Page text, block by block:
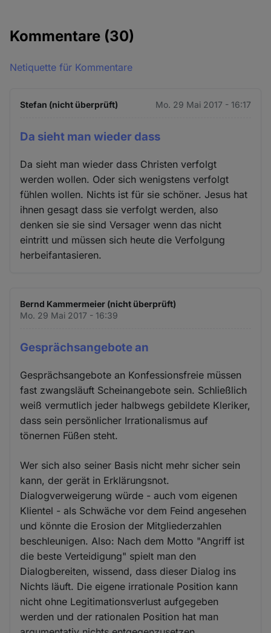
Kommentare (30)
Netiquette für Kommentare
Stefan (nicht überprüft) Mo. 29 Mai 2017 - 16:17
Da sieht man wieder dass
Da sieht man wieder dass Christen verfolgt
werden wollen. Oder sich wenigstens verfolgt
fühlen wollen. Nichts ist für sie schöner. Jesus hat
ihnen gesagt dass sie verfolgt werden, also
denken sie sie sind Versager wenn das nicht
eintritt und müssen sich heute die Verfolgung
herbeifantasieren.
Bernd Kammermeier (nicht überprüft)
Mo. 29 Mai 2017 - 16:39
Gesprächsangebote an
Gesprächsangebote an Konfessionsfreie müssen
fast zwangsläuft Scheinangebote sein. Schließlich
weiß vermutlich jeder halbwegs gebildete Kleriker,
dass sein persönlicher Irrationalismus auf
tönernen Füßen steht.
Wer sich also seiner Basis nicht mehr sicher sein
kann, der gerät in Erklärungsnot.
Dialogverweigerung würde - auch vom eigenen
Klientel - als Schwäche vor dem Feind angesehen
und könnte die Erosion der Mitgliederzahlen
beschleunigen. Also: Nach dem Motto "Angriff ist
die beste Verteidigung" spielt man den
Dialogbereiten, wissend, dass dieser Dialog ins
Nichts läuft. Die eigene irrationale Position kann
nicht ohne Legitimationsverlust aufgegeben
werden und der rationalen Position hat man